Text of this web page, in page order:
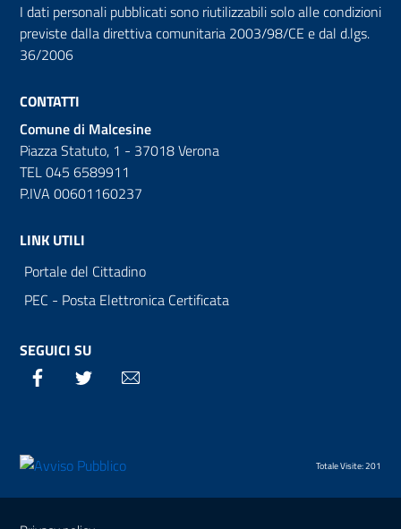
I dati personali pubblicati sono riutilizzabili solo alle condizioni
previste dalla direttiva comunitaria 2003/98/CE e dal d.lgs.
36/2006
CONTATTI
Comune di Malcesine
Piazza Statuto, 1 - 37018 Verona
TEL 045 6589911
P.IVA 00601160237
LINK UTILI
Portale del Cittadino
PEC - Posta Elettronica Certificata
SEGUICI SU
Facebook Twitter
Totale Visite: 201
Sezione Link Utili